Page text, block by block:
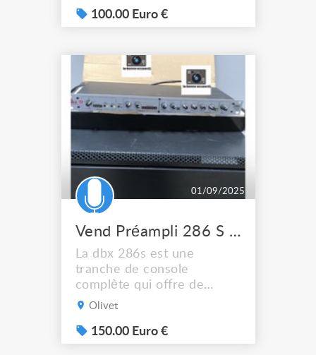
100.00 Euro €
01/09/2025
Vend Préampli 286 S DBX
La dbx 286s est une
tranche de console
complète qui offre de
nombreuses possibilités de
trouve quatre modules dont
un compresseur et un dé-
Olivet
150.00 Euro €